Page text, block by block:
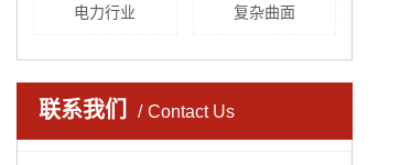
电力行业 复杂曲面
联系我们 Contact Us